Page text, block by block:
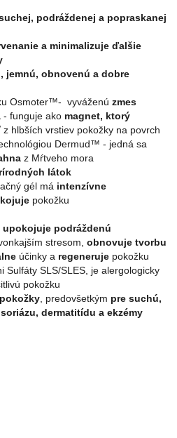
podráždenej a popraskanej
a minimalizuje ďalšie
jemnú, obnovenú a dobre
Osmoter™- vyváženú zmes
- funguje ako magnet, ktorý
z hlbších vrstiev pokožky na povrch
Dermud™ - jedná sa
z Mŕtveho mora
látok
gél má intenzívne
pokožku
upokojuje podráždenú
stresom, obnovuje tvorbu
účinky a regeneruje pokožku
Sulfáty SLS/SLES, je alergologicky
pokožku
, predovšetkým pre suchú,
dermatitídu a ekzémy